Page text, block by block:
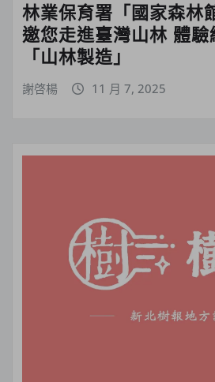
林業保育署「國家森林
邀您走進臺灣山林 體
「山林製造」
謝啓楊 11 月 7, 2025